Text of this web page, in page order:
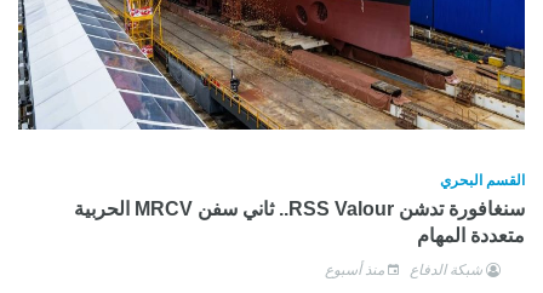
القسم البحري
سنغافورة تدشن RSS Valour.. ثاني سفن MRCV الحربية
متعددة المهام
شبكة الدفاع منذ أسبوع